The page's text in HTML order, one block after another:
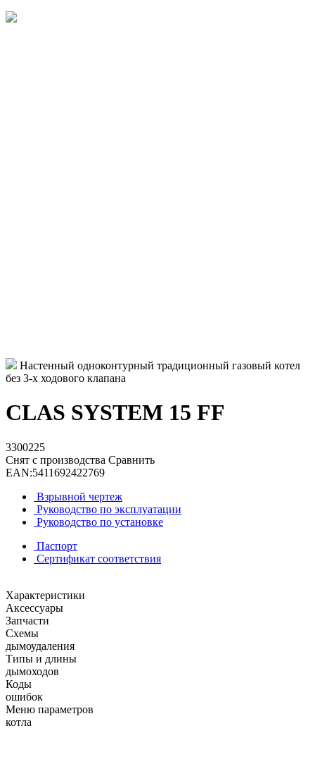
Настенный одноконтурный традиционный газовый котел
без 3-х ходового клапана
CLAS SYSTEM 15 FF
3300225
Снят с производства Сравнить
EAN:5411692422769
Взрывной чертеж
Руководство по эксплуатации
Руководство по установке
Паспорт
Сертификат соответствия
Характеристики
Аксессуары
Запчасти
Схемы
дымоудаления
Типы и длины
дымоходов
Коды
ошибок
Меню параметров
котла